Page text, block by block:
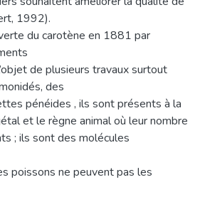
1992).
du carotène en 1881 par
de plusieurs travaux surtout
des
pénéides , ils sont présents à la
et le règne animal où leur nombre
; ils sont des molécules
poissons ne peuvent pas les